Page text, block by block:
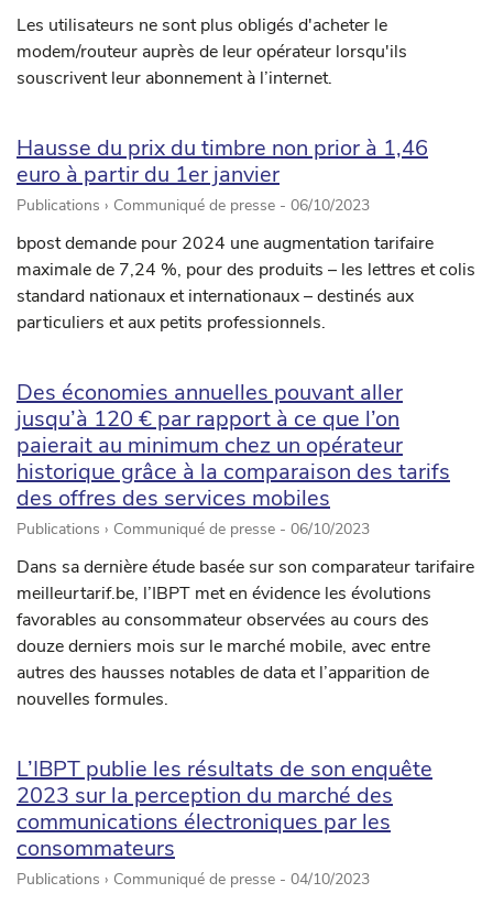
Les utilisateurs ne sont plus obligés d'acheter le
modem/routeur auprès de leur opérateur lorsqu'ils
souscrivent leur abonnement à l’internet.
Hausse du prix du timbre non prior à 1,46
euro à partir du 1er janvier
Publications › Communiqué de presse - 06/10/2023
bpost demande pour 2024 une augmentation tarifaire
maximale de 7,24 %, pour des produits – les lettres et colis
standard nationaux et internationaux – destinés aux
particuliers et aux petits professionnels.
Des économies annuelles pouvant aller
jusqu’à 120 € par rapport à ce que l’on
paierait au minimum chez un opérateur
historique grâce à la comparaison des tarifs
des offres des services mobiles
Publications › Communiqué de presse - 06/10/2023
Dans sa dernière étude basée sur son comparateur tarifaire
meilleurtarif.be, l’IBPT met en évidence les évolutions
favorables au consommateur observées au cours des
douze derniers mois sur le marché mobile, avec entre
autres des hausses notables de data et l’apparition de
nouvelles formules.
L’IBPT publie les résultats de son enquête
2023 sur la perception du marché des
communications électroniques par les
consommateurs
Publications › Communiqué de presse - 04/10/2023